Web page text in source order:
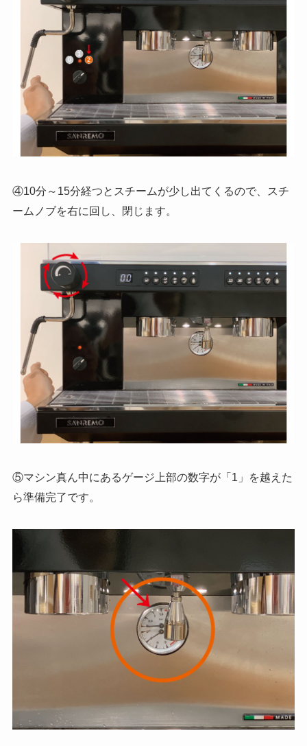
④10分～15分経つとスチームが少し出てくるので、スチ
ームノブを右に回し、閉じます。
⑤マシン真ん中にあるゲージ上部の数字が「1」を越えた
ら準備完了です。